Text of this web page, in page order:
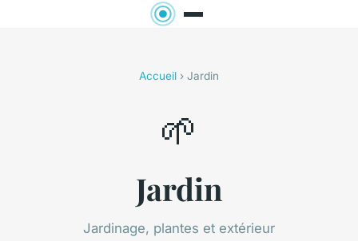
Accueil › Jardin
🌱
Jardin
Jardinage, plantes et extérieur